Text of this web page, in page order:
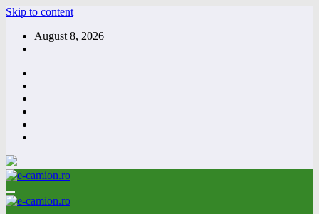
Skip to content
August 8, 2026